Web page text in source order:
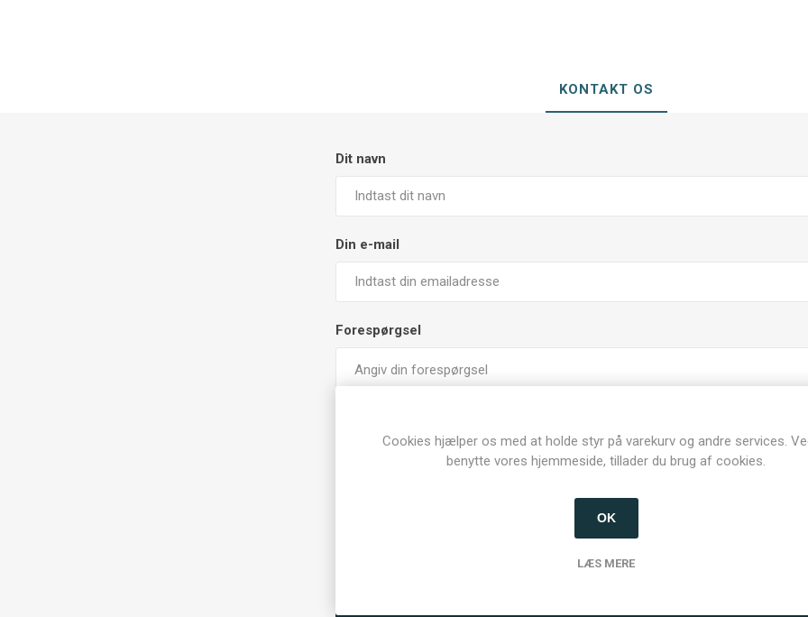
KONTAKT OS
Dit navn
Din e-mail
Forespørgsel
Cookies hjælper os med at holde styr på varekurv og andre services.
benytte vores hjemmeside, tillader du brug af cookies.
OK
LÆS MERE